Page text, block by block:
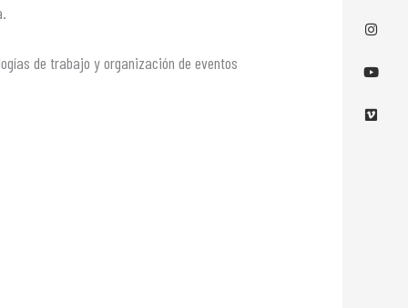
de trabajo y organización de eventos